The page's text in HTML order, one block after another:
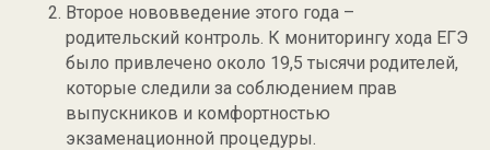
Второе нововведение этого года –
родительский контроль. К мониторингу хода ЕГЭ
было привлечено около 19,5 тысячи родителей,
которые следили за соблюдением прав
выпускников и комфортностью
экзаменационной процедуры.